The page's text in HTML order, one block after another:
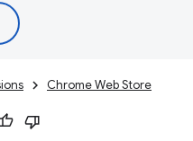
Chrome Web Store